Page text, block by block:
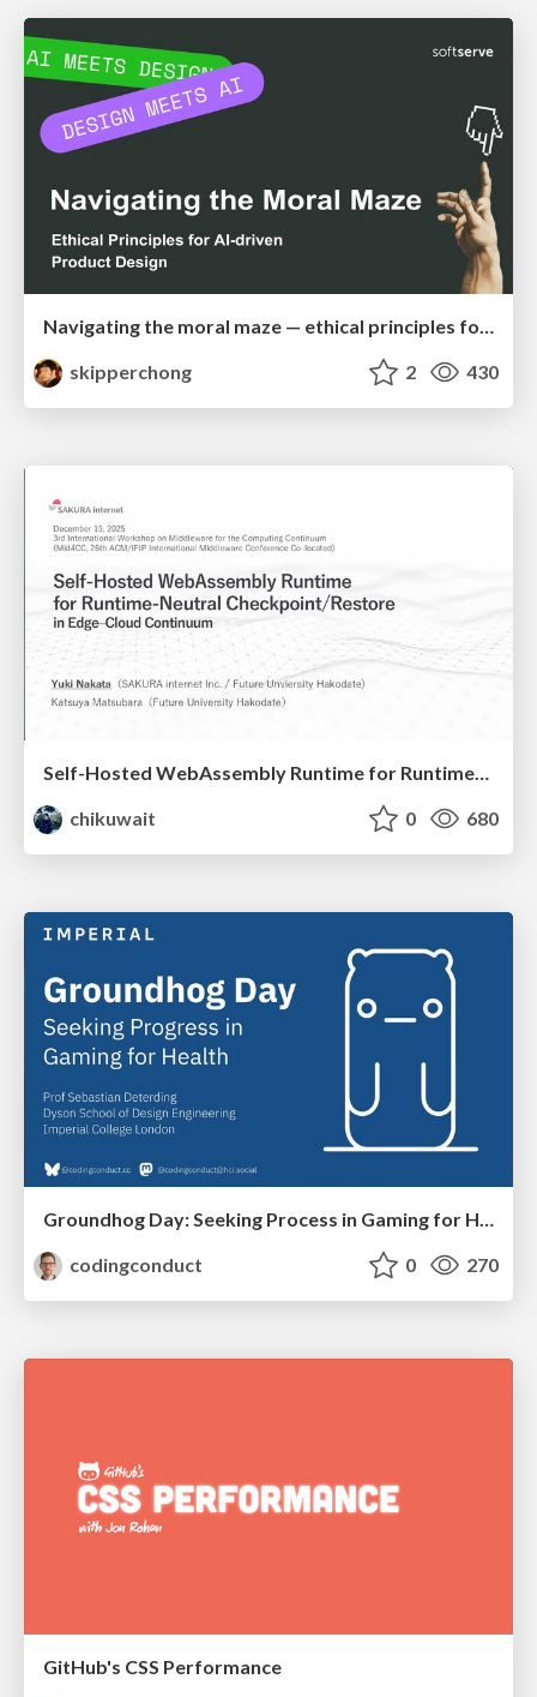
skipperchong
2 430
Self-Hosted WebAssembly Runtime for Runtime-Neutral Checkpoint/Restore in Edge–Cloud Continuum
chikuwait
0 680
Groundhog Day: Seeking Process in Gaming for Health
codingconduct
0 270
GitHub's CSS Performance